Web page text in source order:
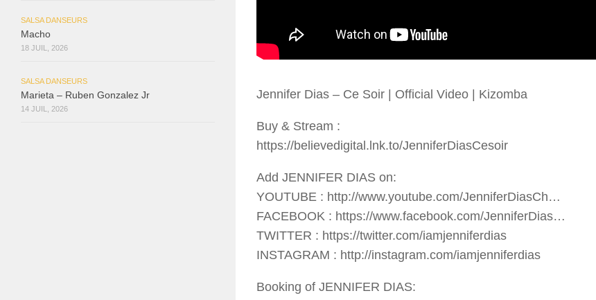
Jennifer Dias – Ce Soir | Official Video | Kizomba
Buy & Stream :
https://believedigital.lnk.to/JenniferDiasCesoir
Add JENNIFER DIAS on:
YOUTUBE : http://www.youtube.com/JenniferDiasCh…
FACEBOOK : https://www.facebook.com/JenniferDias…
TWITTER : https://twitter.com/iamjenniferdias
INSTAGRAM : http://instagram.com/iamjenniferdias
Booking of JENNIFER DIAS:
SALSA DANSEURS
Macho
18 JUIL, 2026
SALSA DANSEURS
Marieta – Ruben Gonzalez Jr
14 JUIL, 2026